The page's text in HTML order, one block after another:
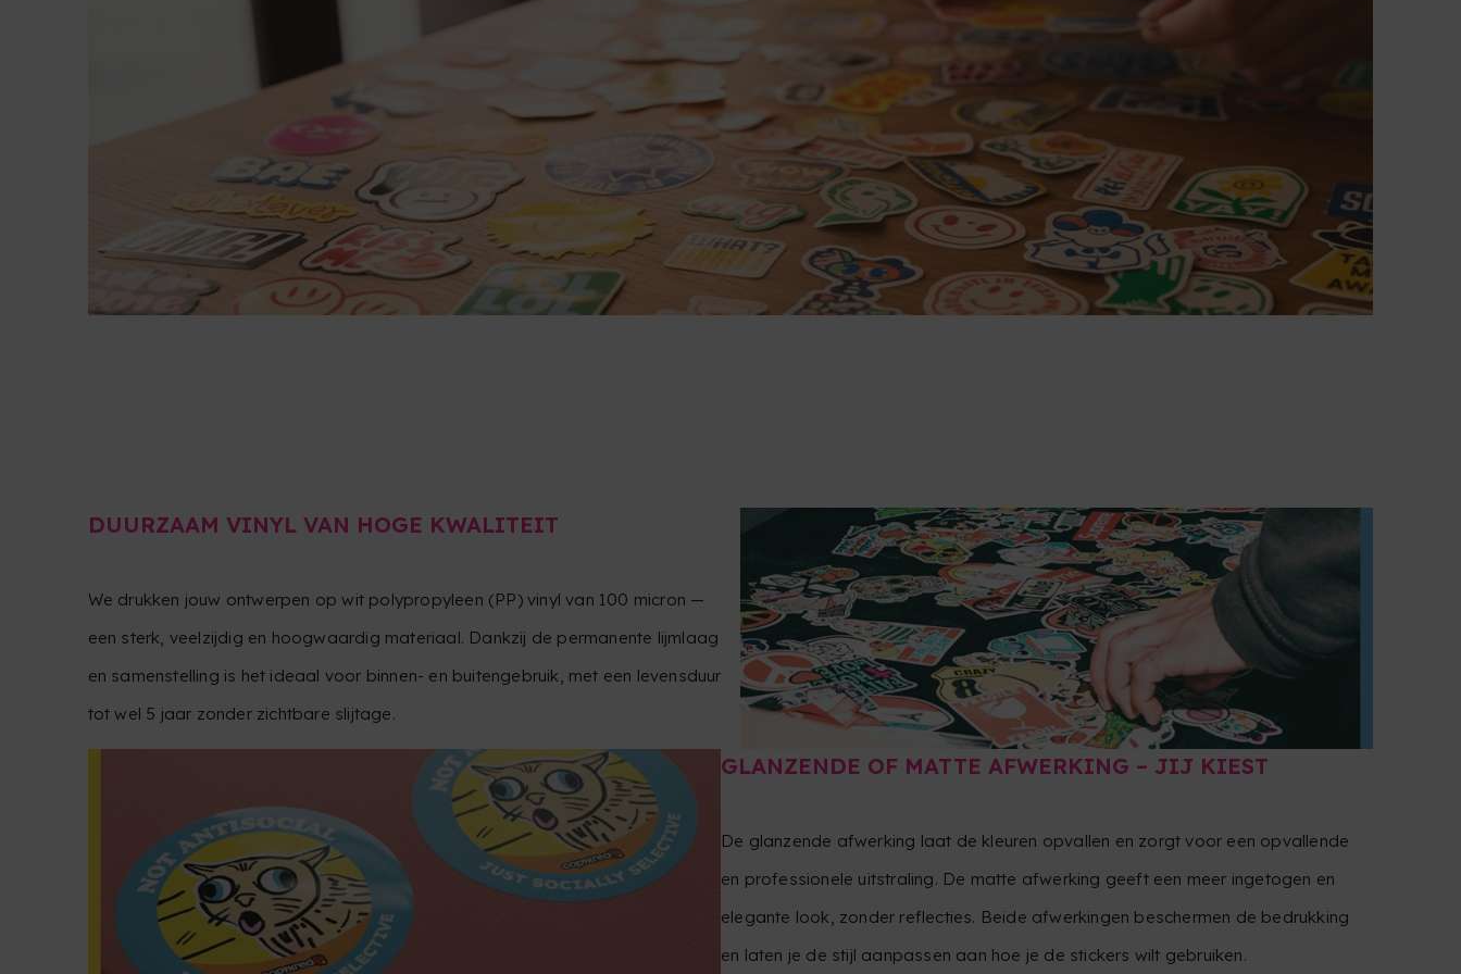
DUURZAAM VINYL VAN HOGE KWALITEIT
We drukken jouw ontwerpen op wit polypropyleen (PP) vinyl van 100 micron —
een sterk, veelzijdig en hoogwaardig materiaal. Dankzij de permanente lijmlaag
en samenstelling is het ideaal voor binnen- en buitengebruik, met een levensduur
tot wel 5 jaar zonder zichtbare slijtage.
GLANZENDE OF MATTE AFWERKING – JIJ KIEST
De glanzende afwerking laat de kleuren opvallen en zorgt voor een opvallende
en professionele uitstraling. De matte afwerking geeft een meer ingetogen en
elegante look, zonder reflecties. Beide afwerkingen beschermen de bedrukking
en laten je de stijl aanpassen aan hoe je de stickers wilt gebruiken.